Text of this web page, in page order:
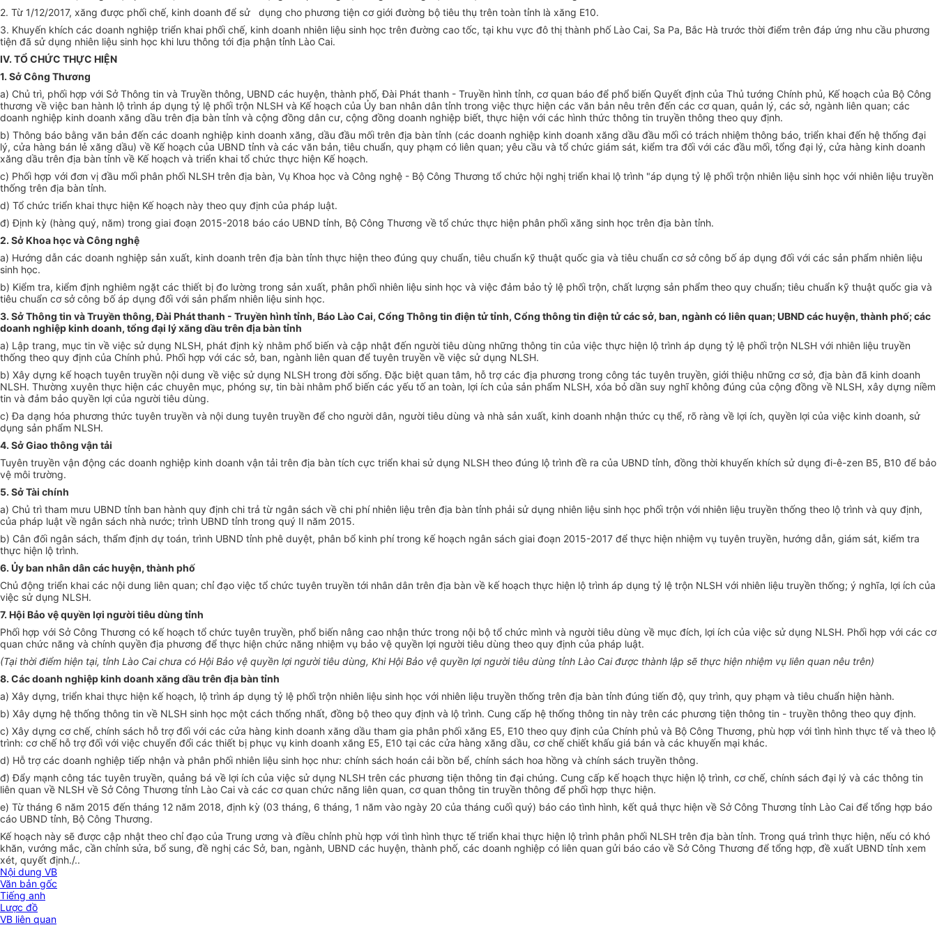
2. Từ 1/12/2017, xăng được phối chế, kinh doanh để sử dụng cho phương tiện cơ giới đường bộ tiêu thụ trên toàn tỉnh là xăng E10.
3. Khuyến khích các doanh nghiệp triển khai phối chế, kinh doanh nhiên liệu sinh học trên đường cao tốc, tại khu vực đô thị thành phố Lào Cai, Sa Pa, Bắc Hà trước thời điểm trên đáp ứng nhu cầu phương
tiện đã sử dụng nhiên liệu sinh học khi lưu thông tới địa phận tỉnh Lào Cai.
IV. TỔ CHỨC THỰC HIỆN
1. Sở Công Thương
a) Chủ trì, phối hợp với Sở Thông tin và Truyền thông, UBND các huyện, thành phố, Đài Phát thanh - Truyền hình tỉnh, cơ quan báo để phổ biến Quyết định của Thủ tướng Chính phủ, Kế hoạch của Bộ Công
thương về việc ban hành lộ trình áp dụng tỷ lệ phối trộn NLSH và Kế hoạch của Ủy ban nhân dân tỉnh trong việc thực hiện các văn bản nêu trên đến các cơ quan, quản lý, các sở, ngành liên quan; các
doanh nghiệp kinh doanh xăng dầu trên địa bàn tỉnh và cộng đồng dân cư, cộng đồng doanh nghiệp biết, thực hiện với các hình thức thông tin truyền thông theo quy định.
b) Thông báo bằng văn bản đến các doanh nghiệp kinh doanh xăng, dầu đầu mối trên địa bàn tỉnh (các doanh nghiệp kinh doanh xăng dầu đầu mối có trách nhiệm thông báo, triển khai đến hệ thống đại
lý, cửa hàng bán lẻ xăng dầu) về Kế hoạch của UBND tỉnh và các văn bản, tiêu chuẩn, quy phạm có liên quan; yêu cầu và tổ chức giám sát, kiểm tra đối với các đầu mối, tổng đại lý, cửa hàng kinh doanh
xăng dầu trên địa bàn tỉnh về Kế hoạch và triển khai tổ chức thực hiện Kế hoạch.
c) Phối hợp với đơn vị đầu mối phân phối NLSH trên địa bàn, Vụ Khoa học và Công nghệ - Bộ Công Thương tổ chức hội nghị triển khai lộ trình "áp dụng tỷ lệ phối trộn nhiên liệu sinh học với nhiên liệu truyền
thống trên địa bàn tỉnh.
d) Tổ chức triển khai thực hiện Kế hoạch này theo quy định của pháp luật.
đ) Định kỳ (hàng quý, năm) trong giai đoạn 2015-2018 báo cáo UBND tỉnh, Bộ Công Thương về tổ chức thực hiện phân phối xăng sinh học trên địa bàn tỉnh.
2. Sở Khoa học và Công nghệ
a) Hướng dẫn các doanh nghiệp sản xuất, kinh doanh trên địa bàn tỉnh thực hiện theo đúng quy chuẩn, tiêu chuẩn kỹ thuật quốc gia và tiêu chuẩn cơ sở công bố áp dụng đối với các sản phẩm nhiên liệu
sinh học.
b) Kiểm tra, kiểm định nghiêm ngặt các thiết bị đo lường trong sản xuất, phân phối nhiên liệu sinh học và việc đảm bảo tỷ lệ phối trộn, chất lượng sản phẩm theo quy chuẩn; tiêu chuẩn kỹ thuật quốc gia và
tiêu chuẩn cơ sở công bố áp dụng đối với sản phẩm nhiên liệu sinh học.
3. Sở Thông tin và Truyền thông, Đài Phát thanh - Truyền hình tỉnh, Báo Lào Cai, Cổng Thông tin điện tử tỉnh, Cổng thông tin điện tử các sở, ban, ngành có liên quan; UBND các huyện, thành phố; các
doanh nghiệp kinh doanh, tổng đại lý xăng dầu trên địa bàn tỉnh
a) Lập trang, mục tin về việc sử dụng NLSH, phát định kỳ nhằm phổ biến và cập nhật đến người tiêu dùng những thông tin của việc thực hiện lộ trình áp dụng tỷ lệ phối trộn NLSH với nhiên liệu truyền
thống theo quy định của Chính phủ. Phối hợp với các sở, ban, ngành liên quan để tuyên truyền về việc sử dụng NLSH.
b) Xây dựng kế hoạch tuyên truyền nội dung về việc sử dụng NLSH trong đời sống. Đặc biệt quan tâm, hỗ trợ các địa phương trong công tác tuyên truyền, giới thiệu những cơ sở, địa bàn đã kinh doanh
NLSH. Thường xuyên thực hiện các chuyên mục, phóng sự, tin bài nhằm phổ biến các yếu tố an toàn, lợi ích của sản phẩm NLSH, xóa bỏ dần suy nghĩ không đúng của cộng đồng về NLSH, xây dựng niềm
tin và đảm bảo quyền lợi của người tiêu dùng.
c) Đa dạng hóa phương thức tuyên truyền và nội dung tuyên truyền để cho người dân, người tiêu dùng và nhà sản xuất, kinh doanh nhận thức cụ thể, rõ ràng về lợi ích, quyền lợi của việc kinh doanh, sử
dụng sản phẩm NLSH.
4. Sở Giao thông vận tải
Tuyên truyền vận động các doanh nghiệp kinh doanh vận tải trên địa bàn tích cực triển khai sử dụng NLSH theo đúng lộ trình đề ra của UBND tỉnh, đồng thời khuyến khích sử dụng đi-ê-zen B5, B10 để bảo
vệ môi trường.
5. Sở Tài chính
a) Chủ trì tham mưu UBND tỉnh ban hành quy định chi trả từ ngân sách về chi phí nhiên liệu trên địa bàn tỉnh phải sử dụng nhiên liệu sinh học phối trộn với nhiên liệu truyền thống theo lộ trình và quy định,
của pháp luật về ngân sách nhà nước; trình UBND tỉnh trong quý II năm 2015.
b) Cân đối ngân sách, thẩm định dự toán, trình UBND tỉnh phê duyệt, phân bổ kinh phí trong kế hoạch ngân sách giai đoạn 2015-2017 để thực hiện nhiệm vụ tuyên truyền, hướng dẫn, giám sát, kiểm tra
thực hiện lộ trình.
6. Ủy ban nhân dân các huyện, thành phố
Chủ động triển khai các nội dung liên quan; chỉ đạo việc tổ chức tuyên truyền tới nhân dân trên địa bàn về kế hoạch thực hiện lộ trình áp dụng tỷ lệ trộn NLSH với nhiên liệu truyền thống; ý nghĩa, lợi ích của
việc sử dụng NLSH.
7. Hội Bảo vệ quyền lợi người tiêu dùng tỉnh
Phối hợp với Sở Công Thương có kế hoạch tổ chức tuyên truyền, phổ biến nâng cao nhận thức trong nội bộ tổ chức mình và người tiêu dùng về mục đích, lợi ích của việc sử dụng NLSH. Phối hợp với các cơ
quan chức năng và chính quyền địa phương để thực hiện chức năng nhiệm vụ bảo vệ quyền lợi người tiêu dùng theo quy định của pháp luật.
(Tại thời điểm hiện tại, tỉnh Lào Cai chưa có Hội Bảo vệ quyền lợi người tiêu dùng, Khi Hội Bảo vệ quyền lợi người tiêu dùng tỉnh Lào Cai được thành lập sẽ thực hiện nhiệm vụ liên quan nêu trên)
8. Các doanh nghiệp kinh doanh xăng dầu trên địa bàn tỉnh
a) Xây dựng, triển khai thực hiện kế hoạch, lộ trình áp dụng tỷ lệ phối trộn nhiên liệu sinh học với nhiên liệu truyền thống trên địa bàn tỉnh đúng tiến độ, quy trình, quy phạm và tiêu chuẩn hiện hành.
b) Xây dựng hệ thống thông tin về NLSH sinh học một cách thống nhất, đồng bộ theo quy định và lộ trình. Cung cấp hệ thống thông tin này trên các phương tiện thông tin - truyền thông theo quy định.
c) Xây dựng cơ chế, chính sách hỗ trợ đối với các cửa hàng kinh doanh xăng dầu tham gia phân phối xăng E5, E10 theo quy định của Chính phủ và Bộ Công Thương, phù hợp với tình hình thực tế và theo lộ
trình: cơ chế hỗ trợ đối với việc chuyển đổi các thiết bị phục vụ kinh doanh xăng E5, E10 tại các cửa hàng xăng dầu, cơ chế chiết khấu giá bán và các khuyến mại khác.
d) Hỗ trợ các doanh nghiệp tiếp nhận và phân phối nhiên liệu sinh học như: chính sách hoán cải bồn bể, chính sách hoa hồng và chính sách truyền thông.
đ) Đẩy mạnh công tác tuyên truyền, quảng bá về lợi ích của việc sử dụng NLSH trên các phương tiện thông tin đại chúng. Cung cấp kế hoạch thực hiện lộ trình, cơ chế, chính sách đại lý và các thông tin
liên quan về NLSH về Sở Công Thương tỉnh Lào Cai và các cơ quan chức năng liên quan, cơ quan thông tin truyền thông để phối hợp thực hiện.
e) Từ tháng 6 năm 2015 đến tháng 12 năm 2018, định kỳ (03 tháng, 6 tháng, 1 năm vào ngày 20 của tháng cuối quý) báo cáo tình hình, kết quả thực hiện về Sở Công Thương tỉnh Lào Cai để tổng hợp báo
cáo UBND tỉnh, Bộ Công Thương.
Kế hoạch này sẽ được cập nhật theo chỉ đạo của Trung ương và điều chỉnh phù hợp với tình hình thực tế triển khai thực hiện lộ trình phân phối NLSH trên địa bàn tỉnh. Trong quá trình thực hiện, nếu có khó
khăn, vướng mắc, cần chỉnh sửa, bổ sung, đề nghị các Sở, ban, ngành, UBND các huyện, thành phố, các doanh nghiệp có liên quan gửi báo cáo về Sở Công Thương để tổng hợp, đề xuất UBND tỉnh xem
xét, quyết định./..
Nội dung VB
Văn bản gốc
Tiếng anh
Lược đồ
VB liên quan